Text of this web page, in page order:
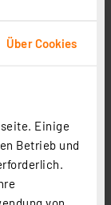
Über Cookies
Einige
Betrieb und
von